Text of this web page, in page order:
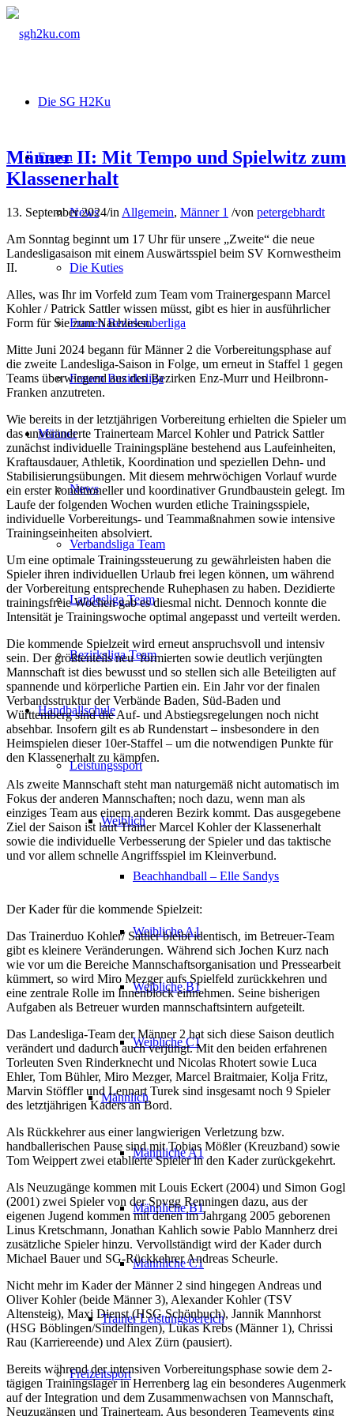
Die SG H2Ku
Frauen
News
Die Kuties
Frauen Bezirksoberliga
Frauen Bezirksliga
Männer
News
Verbandsliga Team
Landesliga Team
Bezirksliga Team
Handballschule
Leistungssport
Weiblich
Beachhandball – Elle Sandys
Weibliche A1
Weibliche B1
Weibliche C1
Männlich
Männliche A1
Männliche B1
Männliche C1
Trainer Leistungsbereich
Freizeitsport
Männer II: Mit Tempo und Spielwitz zum
Klassenerhalt
13. September 2024/in Allgemein, Männer 1 /von petergebhardt
Am Sonntag beginnt um 17 Uhr für unsere „Zweite“ die neue
Landesligasaison mit einem Auswärtsspiel beim SV Kornwestheim
II.
Alles, was Ihr im Vorfeld zum Team vom Trainergespann Marcel
Kohler / Patrick Sattler wissen müsst, gibt es hier in ausführlicher
Form für Sie zum Nachlesen.
Mitte Juni 2024 begann für Männer 2 die Vorbereitungsphase auf
die zweite Landesliga-Saison in Folge, um erneut in Staffel 1 gegen
Teams überwiegend aus den Bezirken Enz-Murr und Heilbronn-
Franken anzutreten.
Wie bereits in der letztjährigen Vorbereitung erhielten die Spieler um
das unveränderte Trainerteam Marcel Kohler und Patrick Sattler
zunächst individuelle Trainingspläne bestehend aus Laufeinheiten,
Kraftausdauer, Athletik, Koordination und speziellen Dehn- und
Stabilisierungsübungen. Mit diesem mehrwöchigen Vorlauf wurde
ein erster konditioneller und koordinativer Grundbaustein gelegt. Im
Laufe der folgenden Wochen wurden etliche Trainingsspiele,
individuelle Vorbereitungs- und Teammaßnahmen sowie intensive
Trainingseinheiten absolviert.
Um eine optimale Trainingssteuerung zu gewährleisten haben die
Spieler ihren individuellen Urlaub frei legen können, um während
der Vorbereitung entsprechende Ruhephasen zu haben. Dezidierte
trainingsfreie Wochen gab es diesmal nicht. Dennoch konnte die
Intensität je Trainingswoche optimal angepasst und verteilt werden.
Die kommende Spielzeit wird erneut anspruchsvoll und intensiv
sein. Der größtenteils neu formierten sowie deutlich verjüngten
Mannschaft ist dies bewusst und so stellen sich alle Beteiligten auf
spannende und körperliche Partien ein. Ein Jahr vor der finalen
Verbandsstruktur der Verbände Baden, Süd-Baden und
Württemberg sind die Auf- und Abstiegsregelungen noch nicht
absehbar. Insofern gilt es ab Rundenstart – insbesondere in den
Heimspielen dieser 10er-Staffel – um die notwendigen Punkte für
den Klassenerhalt zu kämpfen.
Als zweite Mannschaft steht man naturgemäß nicht automatisch im
Fokus der anderen Mannschaften; noch dazu, wenn man als
einziges Team aus einem anderen Bezirk kommt. Das ausgegebene
Ziel der Saison ist laut Trainer Marcel Kohler der Klassenerhalt
sowie die individuelle Verbesserung der Spieler und das taktische
und vor allem schnelle Angriffsspiel im Kleinverbund.
Der Kader für die kommende Spielzeit:
Das Trainerduo Kohler/ Sattler bleibt identisch, im Betreuer-Team
gibt es kleinere Veränderungen. Während sich Jochen Kurz nach
wie vor um die Bereiche Mannschaftsorganisation und Pressearbeit
kümmert, so wird Miro Mezger aufs Spielfeld zurückkehren und
eine zentrale Rolle im Innenblock einnehmen. Seine bisherigen
Aufgaben als Betreuer wurden mannschaftsintern aufgeteilt.
Das Landesliga-Team der Männer 2 hat sich diese Saison deutlich
verändert und dadurch auch verjüngt. Mit den beiden erfahrenen
Torleuten Sven Rinderknecht und Nicolas Rhotert sowie Luca
Ehler, Tom Bühler, Miro Mezger, Marcel Braitmaier, Kolja Fritz,
Marvin Stöffler und Lennart Turek sind insgesamt noch 9 Spieler
des letztjährigen Kaders an Bord.
Als Rückkehrer aus einer langwierigen Verletzung bzw.
handballerischen Pause sind mit Tobias Mößler (Kreuzband) sowie
Tom Weippert zwei etablierte Spieler in den Kader zurückgekehrt.
Als Neuzugänge kommen mit Louis Eckert (2004) und Simon Gogl
(2001) zwei Spieler von der Spvgg Renningen dazu, aus der
eigenen Jugend kommen mit denen im Jahrgang 2005 geborenen
Linus Kretschmann, Jonathan Kahlich sowie Pablo Mannherz drei
zusätzliche Spieler hinzu. Vervollständigt wird der Kader durch
Michael Bauer und SG-Rückkehrer Andreas Scheurle.
Nicht mehr im Kader der Männer 2 sind hingegen Andreas und
Oliver Kohler (beide Männer 3), Alexander Kohler (TSV
Altensteig), Maxi Dienst (HSG Schönbuch), Jannik Mannhorst
(HSG Böblingen/Sindelfingen), Lukas Krebs (Männer 1), Chrissi
Rau (Karriereende) und Alex Zürn (pausiert).
Bereits während der intensiven Vorbereitungsphase sowie dem 2-
tägigen Trainingslager in Herrenberg lag ein besonderes Augenmerk
auf der Integration und dem Zusammenwachsen von Mannschaft,
Neuzugängen und Trainerteam. Aus besonderen Teamevents ging